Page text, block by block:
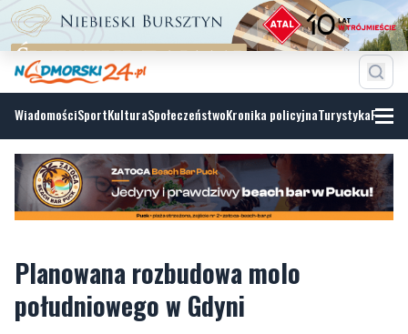
WiadomościSportKulturaSpołeczeństwoKronika policyjnaTurystyka
Planowana rozbudowa molo
południowego w Gdyni